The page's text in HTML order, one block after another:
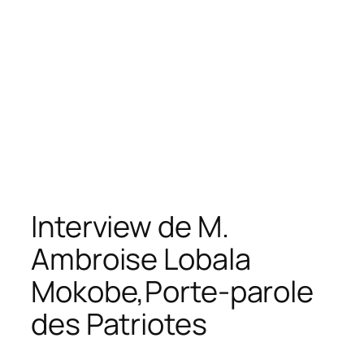
Interview de M.
Ambroise Lobala
Mokobe,Porte-parole
des Patriotes